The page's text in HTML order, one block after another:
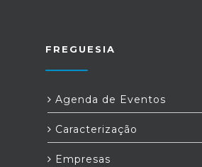
FREGUESIA
Agenda de Eventos
Caracterização
Empresas